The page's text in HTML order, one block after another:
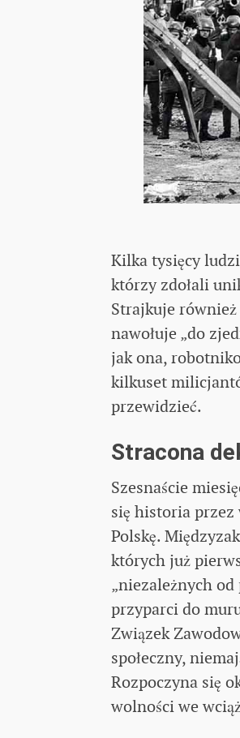
Kilka tysięcy
którzy zdołali
Strajkuje również
nawołuje „do
jak ona,
kilkuset
przewidzieć.
Stracona
Szesnaście
się historia przez
Polskę.
których już
„niezależnych
przyparci do
Związek
społeczny,
Rozpoczyna się
wolności we